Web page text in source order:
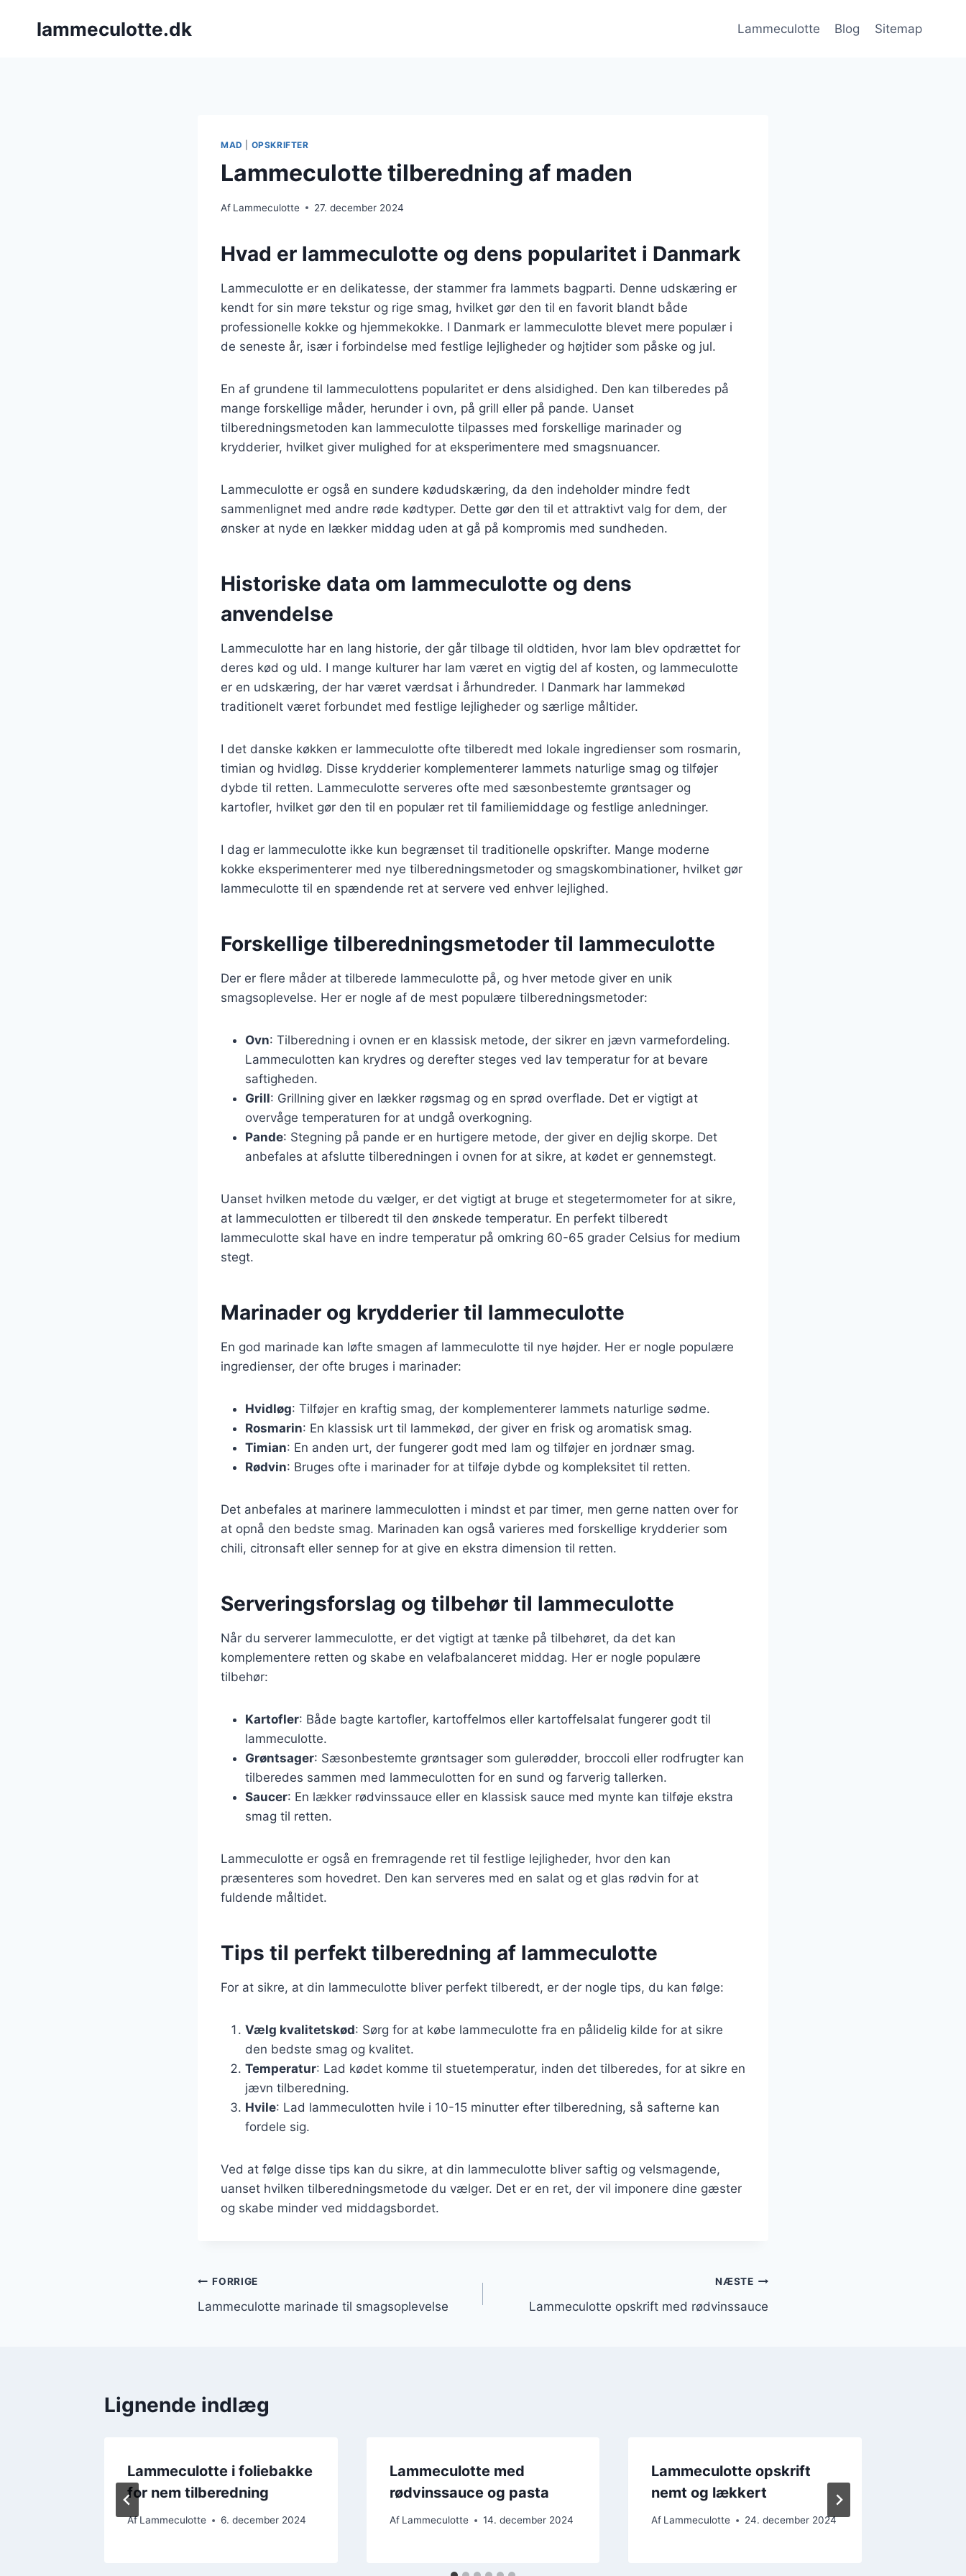
lammeculotte.dk Lammeculotte Blog Sitemap
MAD OPSKRIFTER
Lammeculotte tilberedning af maden
Af Lammeculotte 27. december 2024
Hvad er lammeculotte og dens popularitet i Danmark
Lammeculotte er en delikatesse, der stammer fra lammets bagparti. Denne udskæring er
kendt for sin møre tekstur og rige smag, hvilket gør den til en favorit blandt både
professionelle kokke og hjemmekokke. I Danmark er lammeculotte blevet mere populær i
de seneste år, især i forbindelse med festlige lejligheder og højtider som påske og jul.
En af grundene til lammeculottens popularitet er dens alsidighed. Den kan tilberedes på
mange forskellige måder, herunder i ovn, på grill eller på pande. Uanset
tilberedningsmetoden kan lammeculotte tilpasses med forskellige marinader og
krydderier, hvilket giver mulighed for at eksperimentere med smagsnuancer.
Lammeculotte er også en sundere kødudskæring, da den indeholder mindre fedt
sammenlignet med andre røde kødtyper. Dette gør den til et attraktivt valg for dem, der
ønsker at nyde en lækker middag uden at gå på kompromis med sundheden.
Historiske data om lammeculotte og dens
anvendelse
Lammeculotte har en lang historie, der går tilbage til oldtiden, hvor lam blev opdrættet for
deres kød og uld. I mange kulturer har lam været en vigtig del af kosten, og lammeculotte
er en udskæring, der har været værdsat i århundreder. I Danmark har lammekød
traditionelt været forbundet med festlige lejligheder og særlige måltider.
I det danske køkken er lammeculotte ofte tilberedt med lokale ingredienser som rosmarin,
timian og hvidløg. Disse krydderier komplementerer lammets naturlige smag og tilføjer
dybde til retten. Lammeculotte serveres ofte med sæsonbestemte grøntsager og
kartofler, hvilket gør den til en populær ret til familiemiddage og festlige anledninger.
I dag er lammeculotte ikke kun begrænset til traditionelle opskrifter. Mange moderne
kokke eksperimenterer med nye tilberedningsmetoder og smagskombinationer, hvilket gør
lammeculotte til en spændende ret at servere ved enhver lejlighed.
Forskellige tilberedningsmetoder til lammeculotte
Der er flere måder at tilberede lammeculotte på, og hver metode giver en unik
smagsoplevelse. Her er nogle af de mest populære tilberedningsmetoder:
Ovn: Tilberedning i ovnen er en klassisk metode, der sikrer en jævn varmefordeling.
Lammeculotten kan krydres og derefter steges ved lav temperatur for at bevare
saftigheden.
Grill: Grillning giver en lækker røgsmag og en sprød overflade. Det er vigtigt at
overvåge temperaturen for at undgå overkogning.
Pande: Stegning på pande er en hurtigere metode, der giver en dejlig skorpe. Det
anbefales at afslutte tilberedningen i ovnen for at sikre, at kødet er gennemstegt.
Uanset hvilken metode du vælger, er det vigtigt at bruge et stegetermometer for at sikre,
at lammeculotten er tilberedt til den ønskede temperatur. En perfekt tilberedt
lammeculotte skal have en indre temperatur på omkring 60-65 grader Celsius for medium
stegt.
Marinader og krydderier til lammeculotte
En god marinade kan løfte smagen af lammeculotte til nye højder. Her er nogle populære
ingredienser, der ofte bruges i marinader:
Hvidløg: Tilføjer en kraftig smag, der komplementerer lammets naturlige sødme.
Rosmarin: En klassisk urt til lammekød, der giver en frisk og aromatisk smag.
Timian: En anden urt, der fungerer godt med lam og tilføjer en jordnær smag.
Rødvin: Bruges ofte i marinader for at tilføje dybde og kompleksitet til retten.
Det anbefales at marinere lammeculotten i mindst et par timer, men gerne natten over for
at opnå den bedste smag. Marinaden kan også varieres med forskellige krydderier som
chili, citronsaft eller sennep for at give en ekstra dimension til retten.
Serveringsforslag og tilbehør til lammeculotte
Når du serverer lammeculotte, er det vigtigt at tænke på tilbehøret, da det kan
komplementere retten og skabe en velafbalanceret middag. Her er nogle populære
tilbehør:
Kartofler: Både bagte kartofler, kartoffelmos eller kartoffelsalat fungerer godt til
lammeculotte.
Grøntsager: Sæsonbestemte grøntsager som gulerødder, broccoli eller rodfrugter kan
tilberedes sammen med lammeculotten for en sund og farverig tallerken.
Saucer: En lækker rødvinssauce eller en klassisk sauce med mynte kan tilføje ekstra
smag til retten.
Lammeculotte er også en fremragende ret til festlige lejligheder, hvor den kan
præsenteres som hovedret. Den kan serveres med en salat og et glas rødvin for at
fuldende måltidet.
Tips til perfekt tilberedning af lammeculotte
For at sikre, at din lammeculotte bliver perfekt tilberedt, er der nogle tips, du kan følge:
Vælg kvalitetskød: Sørg for at købe lammeculotte fra en pålidelig kilde for at sikre
den bedste smag og kvalitet.
Temperatur: Lad kødet komme til stuetemperatur, inden det tilberedes, for at sikre en
jævn tilberedning.
Hvile: Lad lammeculotten hvile i 10-15 minutter efter tilberedning, så safterne kan
fordele sig.
Ved at følge disse tips kan du sikre, at din lammeculotte bliver saftig og velsmagende,
uanset hvilken tilberedningsmetode du vælger. Det er en ret, der vil imponere dine gæster
og skabe minder ved middagsbordet.
Indlægsnavigation
FORRIGE
Lammeculotte marinade til smagsoplevelse
NÆSTE
Lammeculotte opskrift med rødvinssauce
Lignende indlæg
Lammeculotte i foliebakke
for nem tilberedning
Af Lammeculotte 6. december 2024
Lammeculotte med
rødvinssauce og pasta
Af Lammeculotte 14. december 2024
Lammeculotte opskrift
nemt og lækkert
Af Lammeculotte 24. december 2024